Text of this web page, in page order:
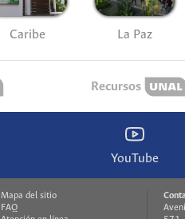
Caribe La Paz
Recursos
YouTube
Mapa del sitio
FAQ